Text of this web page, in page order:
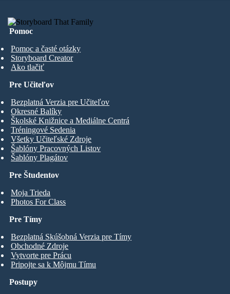
Pomoc
Pomoc a časté otázky
Storyboard Creator
Ako tlačiť
Pre Študentov
Moja Trieda
Photos For Class
Pre Učiteľov
Bezplatná Verzia pre Učiteľov
Okresné Balíky
Školské Knižnice a Mediálne Centrá
Tréningové Sedenia
Všetky Učiteľské Zdroje
Šablóny Pracovných Listov
Šablóny Plagátov
Pre Tímy
Bezplatná Skúšobná Verzia pre Tímy
Obchodné Zdroje
Vytvorte pre Prácu
Pripojte sa k Môjmu Tímu
Postupy